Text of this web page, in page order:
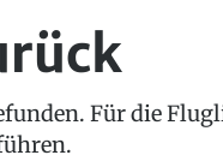
Für die